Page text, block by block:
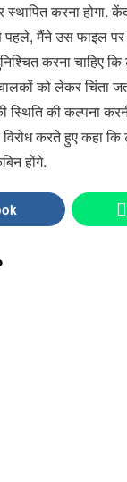
करना होगा.
मैंने उस फाइल पर
करना चाहिए
को लेकर चिंता
स्थिति की कल्पना
करते हुए कहा
होंगे.